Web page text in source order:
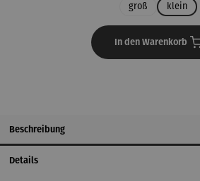
groß klein
In den Warenkorb
Beschreibung
Details